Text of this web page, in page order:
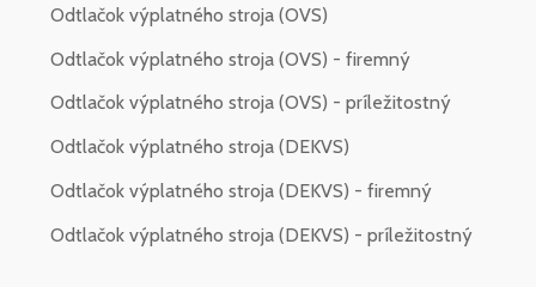
Odtlačok výplatného stroja (OVS)
Odtlačok výplatného stroja (OVS) - firemný
Odtlačok výplatného stroja (OVS) - príležitostný
Odtlačok výplatného stroja (DEKVS)
Odtlačok výplatného stroja (DEKVS) - firemný
Odtlačok výplatného stroja (DEKVS) - príležitostný